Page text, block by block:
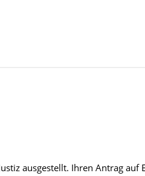
ausgestellt. Ihren Antrag auf